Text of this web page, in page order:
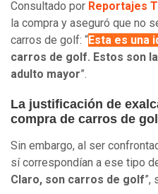
Consultado por Reportajes
la compra y aseguró que no
carros de golf: “Esta es una
carros de golf. Estos son
adulto mayor”.
La justificación de
compra de carros de
Sin embargo, al ser
sí correspondían a ese tipo
Claro, son carros de golf”,